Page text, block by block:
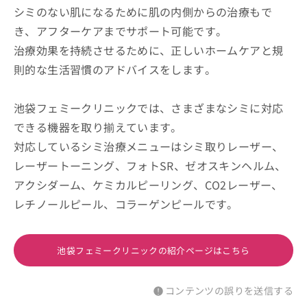
シミのない肌になるために肌の内側からの治療もで
き、アフターケアまでサポート可能です。
治療効果を持続させるために、正しいホームケアと規
則的な生活習慣のアドバイスをします。
池袋フェミークリニックでは、さまざまなシミに対応
できる機器を取り揃えています。
対応しているシミ治療メニューはシミ取りレーザー、
レーザートーニング、フォトSR、ゼオスキンヘルム、
アクシダーム、ケミカルピーリング、CO2レーザー、
レチノールピール、コラーゲンピールです。
池袋フェミークリニックの紹介ページはこちら
コンテンツの誤りを送信する